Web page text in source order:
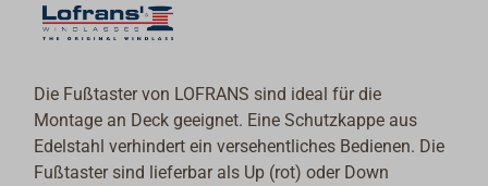
Die Fußtaster von LOFRANS sind ideal für die
Montage an Deck geeignet. Eine Schutzkappe aus
Edelstahl verhindert ein versehentliches Bedienen. Die
Fußtaster sind lieferbar als Up (rot) oder Down